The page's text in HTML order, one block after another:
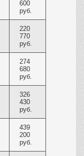
600
руб.
220
770
руб.
274
680
руб.
326
430
руб.
439
200
руб.